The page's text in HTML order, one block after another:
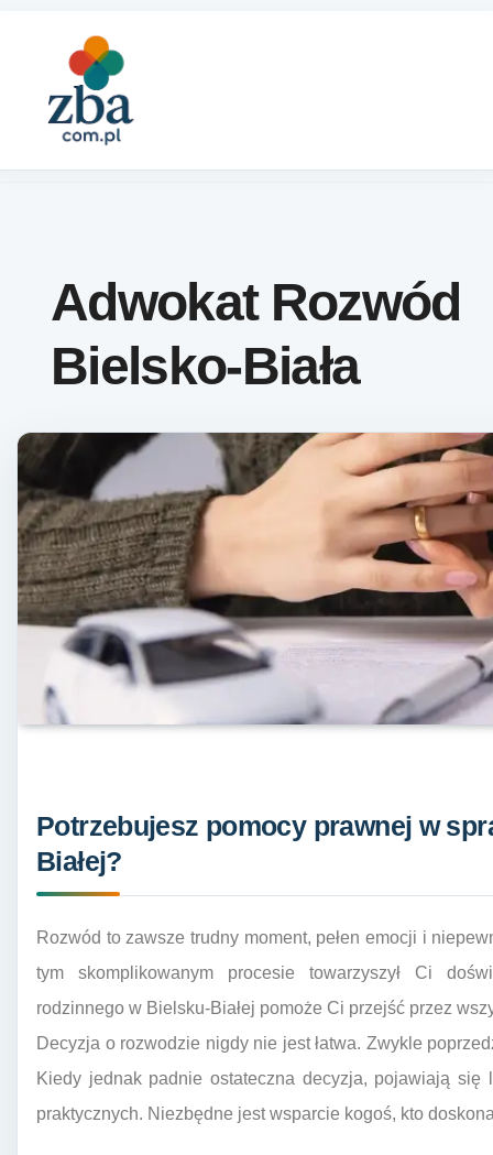
Adwokat Rozwód
Bielsko-Biała
Potrzebujesz pomocy prawnej w
Białej?
Rozwód to zawsze trudny moment, pełen emocji i
tym skomplikowanym procesie towarzyszył Ci
rodzinnego w Bielsku-Białej pomoże Ci przejść przez
Decyzja o rozwodzie nigdy nie jest łatwa. Zwykle
Kiedy jednak padnie ostateczna decyzja, pojawiają
praktycznych. Niezbędne jest wsparcie kogoś, kto